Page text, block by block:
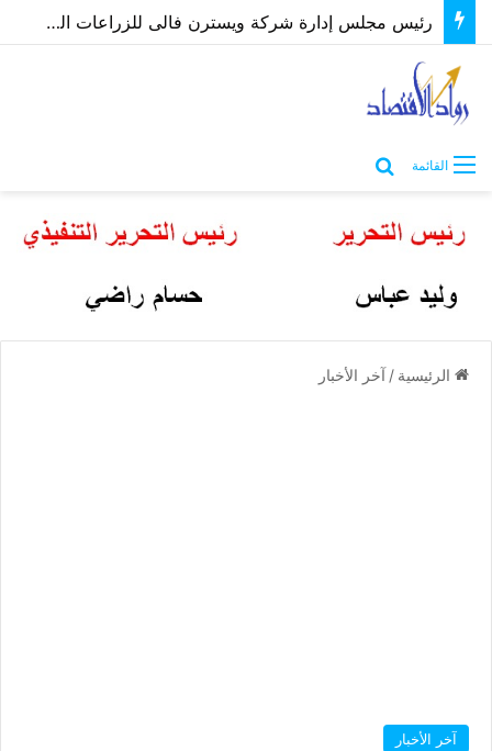
رئيس مجلس إدارة شركة ويسترن فالى للزراعات الحديثة يكشف أهمية اقتصاد الزراعات الحيوية
القائمة
الرئيسية / آخر الأخبار
آخر الأخبار